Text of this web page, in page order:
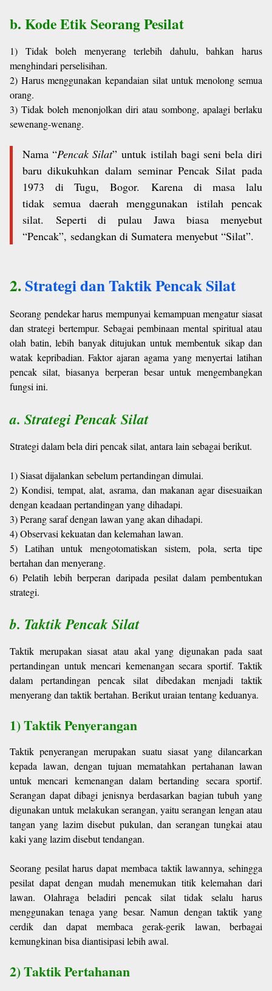
b. Kode Etik Seorang Pesilat
1) Tidak boleh menyerang terlebih dahulu, bahkan harus
menghindari perselisihan.
2) Harus menggunakan kepandaian silat untuk menolong semua
orang.
3) Tidak boleh menonjolkan diri atau sombong, apalagi berlaku
sewenang-wenang.
Nama “Pencak Silat”untuk istilah bagi seni bela diri
baru dikukuhkan dalam seminar Pencak Silat pada
1973 di Tugu, Bogor. Karena di masa lalu
tidak semua daerah menggunakan istilah pencak
silat. Seperti di pulau Jawabiasa menyebut
“Pencak”, sedangkan di Sumatera menyebut “Silat”.
2.Strategi dan Taktik Pencak Silat
Seorang pendekar harus mempunyai kemampuan mengatur siasat
dan strategi bertempur. Sebagai pembinaan mental spiritual atau
olah batin, lebih banyak ditujukan untuk membentuk sikap dan
watak kepribadian. Faktor ajaran agama yang menyertai latihan
pencak silat, biasanya berperan besar untuk mengembangkan
fungsi ini.
a. Strategi Pencak Silat
Strategi dalam bela diri pencak silat, antara lain sebagai berikut.
1) Siasat dijalankan sebelum pertandingan dimulai.
2) Kondisi, tempat, alat, asrama, dan makanan agar disesuaikan
dengan keadaan pertandingan yang dihadapi.
3) Perang saraf dengan lawan yang akan dihadapi.
4) Observasi kekuatan dan kelemahan lawan.
5) Latihan untuk mengotomatiskan sistem, pola, serta tipe
bertahan dan menyerang.
6) Pelatih lebih berperan daripada pesilat dalam pembentukan
strategi.
b. Taktik Pencak Silat
Taktik merupakan siasat atau akal yang digunakan pada saat
pertandingan untuk mencari kemenangan secara sportif. Taktik
dalam pertandingan pencak silat dibedakan menjadi taktik
menyerang dan taktik bertahan. Berikut uraian tentang keduanya.
1) Taktik Penyerangan
Taktik penyerangan merupakan suatu siasat yang dilancarkan
kepada lawan, dengan tujuan mematahkan pertahanan lawan
untuk mencari kemenangan dalam bertanding secara sportif.
Serangan dapat dibagi jenisnya berdasarkan bagian tubuh yang
digunakan untuk melakukan serangan, yaitu serangan lengan atau
tangan yang lazim disebut pukulan, dan serangan tungkai atau
kaki yang lazim disebut tendangan.
Seorang pesilat harus dapat membaca taktik lawannya, sehingga
pesilat dapat dengan mudah menemukan titik kelemahan dari
lawan. Olahraga beladiri pencak silat tidak selalu harus
menggunakan tenaga yang besar. Namun dengan taktik yang
cerdik dan dapat membaca gerak-gerik lawan, berbagai
kemungkinan bisa diantisipasi lebih awal.
2) Taktik Pertahanan